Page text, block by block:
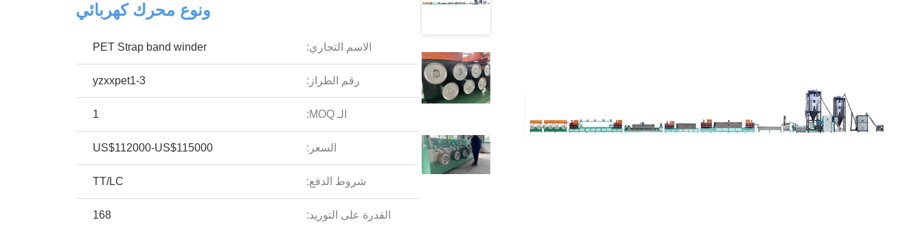
ونوع محرك كهربائي
الاسم التجاري: PET Strap band winder
رقم الطراز: yzxxpet1-3
الـ MOQ: 1
السعر: US$112000-US$115000
شروط الدفع: TT/LC
القدرة على التوريد: 168